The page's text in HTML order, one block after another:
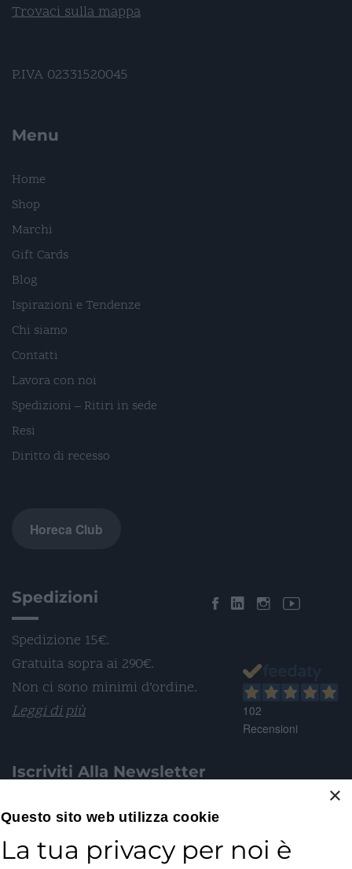
Trovaci sulla mappa
P.IVA 02331520045
Menu
Home
Shop
Marchi
Gift Cards
Blog
Ispirazioni e Tendenze
Chi siamo
Contatti
Lavora con noi
Spedizioni – Ritiri in sede
Resi
Diritto di recesso
Horeca Club
Spedizioni
Spedizione 15€.
Gratuita sopra ai 290€.
Non ci sono minimi d’ordine.
Leggi di più
Iscriviti Alla Newsletter
Email*
102
Recensioni
×
Questo sito web utilizza cookie
La tua privacy per noi è